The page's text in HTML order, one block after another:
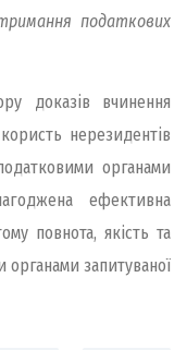
податкових
доказів вчинення
нерезидентів
органами
ефективна
повнота, якість та
запитуваної